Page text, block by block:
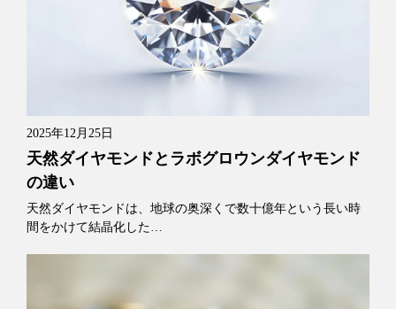
2025年12月25日
天然ダイヤモンドとラボグロウンダイヤモンド
の違い
天然ダイヤモンドは、地球の奥深くで数十億年という長い時
間をかけて結晶化した…